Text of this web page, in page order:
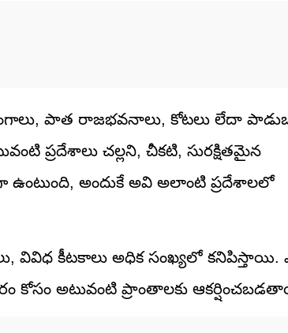
పాత రాజభవనాలు, కోటలు లేదా
ప్రదేశాలు చల్లని, చీకటి, సురక్షితమైన
అందుకే అవి అలాంటి ప్రదేశాలలో
వివిధ కీటకాలు అధిక సంఖ్యలో కనిపిస్తాయి.
కోసం అటువంటి ప్రాంతాలకు